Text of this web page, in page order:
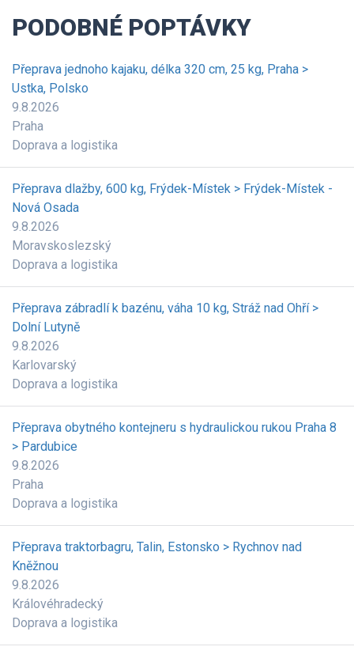
PODOBNÉ POPTÁVKY
Přeprava jednoho kajaku, délka 320 cm, 25 kg, Praha >
Ustka, Polsko
9.8.2026
Praha
Doprava a logistika
Přeprava dlažby, 600 kg, Frýdek-Místek > Frýdek-Místek -
Nová Osada
9.8.2026
Moravskoslezský
Doprava a logistika
Přeprava zábradlí k bazénu, váha 10 kg, Stráž nad Ohří >
Dolní Lutyně
9.8.2026
Karlovarský
Doprava a logistika
Přeprava obytného kontejneru s hydraulickou rukou Praha 8
> Pardubice
9.8.2026
Praha
Doprava a logistika
Přeprava traktorbagru, Talin, Estonsko > Rychnov nad
Kněžnou
9.8.2026
Královéhradecký
Doprava a logistika